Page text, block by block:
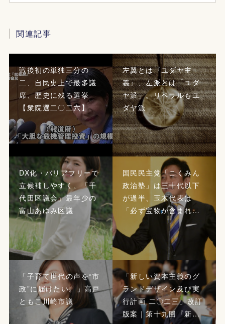
関連記事
戦後初の単独三分の
二、自民史上で最多議
席、歴史に残る選挙
【衆院選二〇二六】
左翼とは『ユダヤ主
義』、左派とは「ユダ
ヤ派」。リベラルもユ
ダヤ派
DX化・バリアフリーで
立候補しやすく、「千
代田区議会」最年少の
富山あゆみ区議
国民民主党「こくみん
政治塾」は三十代以下
が過半、玉木代表は
「必ず宝物が含まれ…
「子育て世代の声を“市
政”に届けたい。」高戸
ともこ川崎市議
「新しい資本主義のグ
ランドデザイン及び実
行計画 二〇二三」改訂
版案｜第十九回『新…